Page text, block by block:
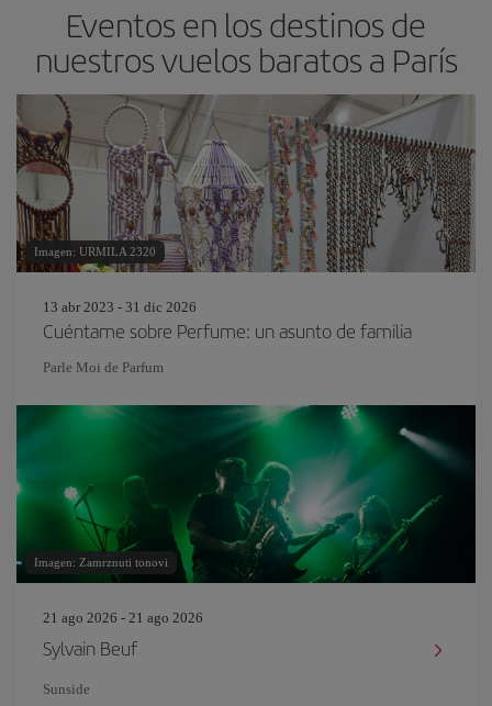
Eventos en los destinos de
nuestros vuelos baratos a París
Imagen: URMILA 2320
13 abr 2023 - 31 dic 2026
Cuéntame sobre Perfume: un asunto de familia
Parle Moi de Parfum
Imagen: Zamrznuti tonovi
21 ago 2026 - 21 ago 2026
Sylvain Beuf
Sunside